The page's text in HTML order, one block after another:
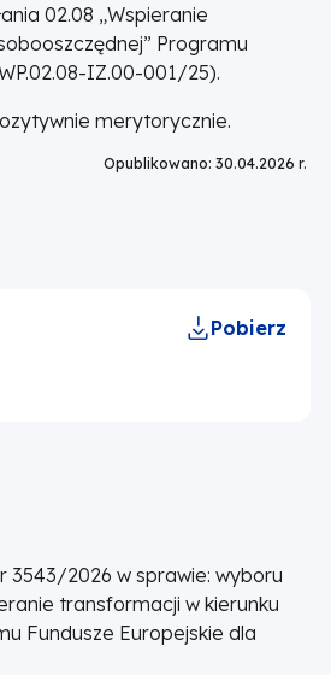
02.08 „Wspieranie
Programu
IZ.00-001/25).
merytorycznie.
Opublikowano: 30.04.2026 r.
Pobierz
3543/2026 w sprawie: wyboru
transformacji w kierunku
Fundusze Europejskie dla